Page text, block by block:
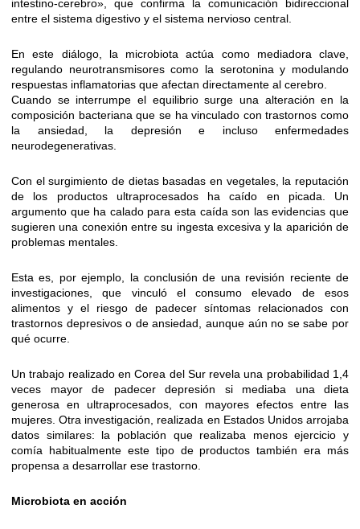
intestino-cerebro», que confirma la comunicación bidireccional
entre el sistema digestivo y el sistema nervioso central.
En este diálogo, la microbiota actúa como mediadora clave,
regulando neurotransmisores como la serotonina y modulando
respuestas inflamatorias que afectan directamente al cerebro.
Cuando se interrumpe el equilibrio surge una alteración en la
composición bacteriana que se ha vinculado con trastornos como
la ansiedad, la depresión e incluso enfermedades
neurodegenerativas.
Con el surgimiento de dietas basadas en vegetales, la reputación
de los productos ultraprocesados ha caído en picada. Un
argumento que ha calado para esta caída son las evidencias que
sugieren una conexión entre su ingesta excesiva y la aparición de
problemas mentales.
Esta es, por ejemplo, la conclusión de una revisión reciente de
investigaciones, que vinculó el consumo elevado de esos
alimentos y el riesgo de padecer síntomas relacionados con
trastornos depresivos o de ansiedad, aunque aún no se sabe por
qué ocurre.
Un trabajo realizado en Corea del Sur revela una probabilidad 1,4
veces mayor de padecer depresión si mediaba una dieta
generosa en ultraprocesados, con mayores efectos entre las
mujeres. Otra investigación, realizada en Estados Unidos arrojaba
datos similares: la población que realizaba menos ejercicio y
comía habitualmente este tipo de productos también era más
propensa a desarrollar ese trastorno.
Microbiota en acción